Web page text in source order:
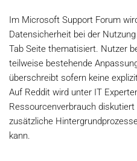
Im Microsoft Support Forum
Datensicherheit bei der
Tab Seite thematisiert. Nutzer
teilweise bestehende
überschreibt sofern keine
Auf Reddit wird unter IT
Ressourcenverbrauch
zusätzliche
kann.